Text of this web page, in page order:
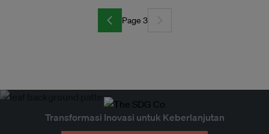
Page 3
Transformasi Inovasi untuk Keberlanjutan